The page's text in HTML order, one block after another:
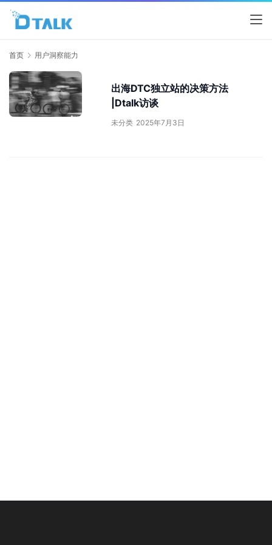
首页 用户洞察能力
出海DTC独立站的决策方法
|Dtalk访谈
未分类 2025年7月3日